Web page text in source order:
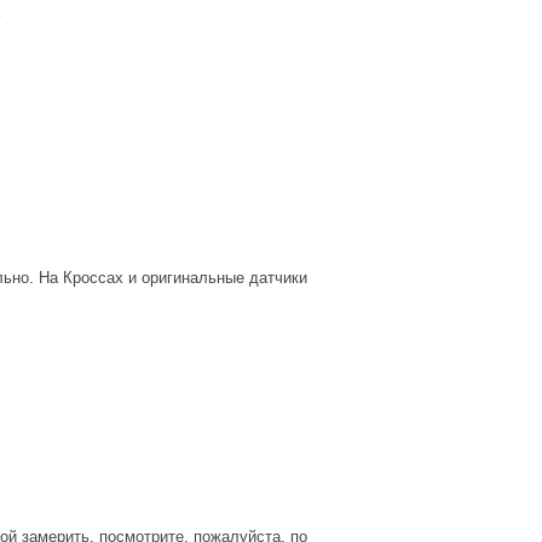
На Кроссах и оригинальные датчики
замерить, посмотрите, пожалуйста, по